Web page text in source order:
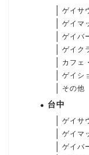
ゲイサ
ゲイマ
ゲイバ
ゲイク
カフェ
ゲイシ
その他
台中
ゲイサ
ゲイマ
ゲイバ